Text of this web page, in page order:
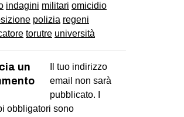
indagini militari omicidio
polizia regeni
torutre università
un
Il tuo indirizzo
email non sarà
pubblicato.
obbligatori sono